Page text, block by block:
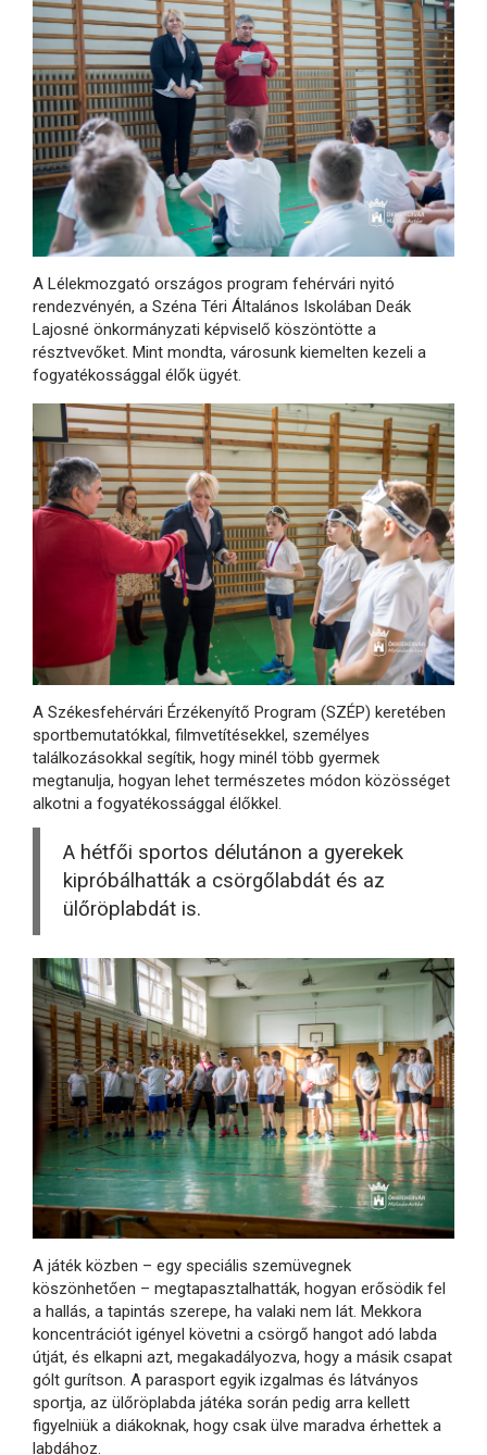
A Lélekmozgató országos program fehérvári nyitó
rendezvényén, a Széna Téri Általános Iskolában Deák
Lajosné önkormányzati képviselő köszöntötte a
résztvevőket. Mint mondta, városunk kiemelten kezeli a
fogyatékossággal élők ügyét.
A Székesfehérvári Érzékenyítő Program (SZÉP) keretében
sportbemutatókkal, filmvetítésekkel, személyes
találkozásokkal segítik, hogy minél több gyermek
megtanulja, hogyan lehet természetes módon közösséget
alkotni a fogyatékossággal élőkkel.
A hétfői sportos délutánon a gyerekek
kipróbálhatták a csörgőlabdát és az
ülőröplabdát is.
A játék közben – egy speciális szemüvegnek
köszönhetően – megtapasztalhatták, hogyan erősödik fel
a hallás, a tapintás szerepe, ha valaki nem lát. Mekkora
koncentrációt igényel követni a csörgő hangot adó labda
útját, és elkapni azt, megakadályozva, hogy a másik csapat
gólt gurítson. A parasport egyik izgalmas és látványos
sportja, az ülőröplabda játéka során pedig arra kellett
figyelniük a diákoknak, hogy csak ülve maradva érhettek a
labdához.